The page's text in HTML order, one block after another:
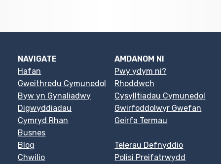
NAVIGATE
Hafan
Gweithredu Cymunedol
Byw yn Gynaliadwy
Digwyddiadau
Cymryd Rhan
Busnes
Blog
Chwilio
AMDANOM NI
Pwy ydym ni?
Rhoddwch
Cysylltiadau Cymunedol
Gwirfoddolwyr Gwefan
Geirfa Termau
Telerau Defnyddio
Polisi Preifatrwydd